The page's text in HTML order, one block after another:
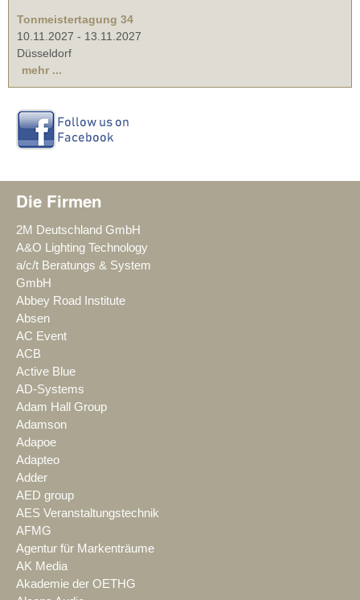
Tonmeistertagung 34
10.11.2027 - 13.11.2027
Düsseldorf
mehr ...
Die Firmen
2M Deutschland GmbH
A&O Lighting Technology
a/c/t Beratungs & System
GmbH
Abbey Road Institute
Absen
AC Event
ACB
Active Blue
AD-Systems
Adam Hall Group
Adamson
Adapoe
Adapteo
Adder
AED group
AES Veranstaltungstechnik
AFMG
Agentur für Markenträume
AK Media
Akademie der OETHG